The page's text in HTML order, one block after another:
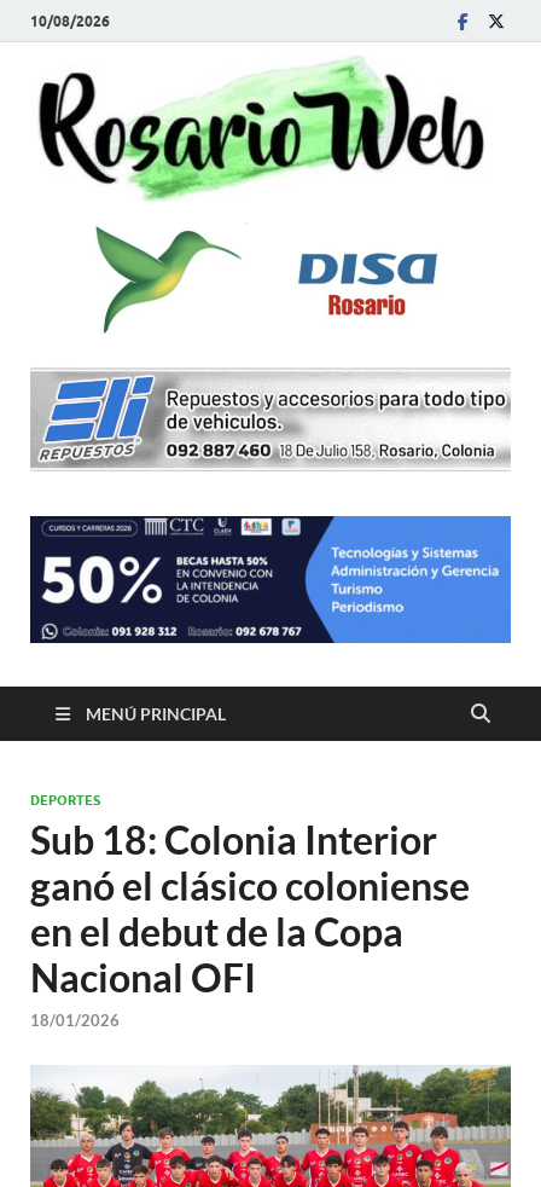
10/08/2026
MENÚ PRINCIPAL
DEPORTES
Sub 18: Colonia Interior
ganó el clásico coloniense
en el debut de la Copa
Nacional OFI
18/01/2026